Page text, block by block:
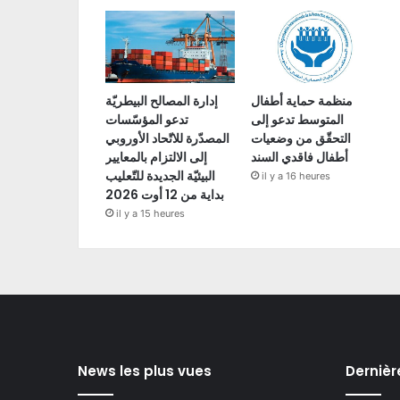
إدارة المصالح البيطريّة
تدعو المؤسّسات
المصدّرة للاتّحاد الأوروبي
إلى الالتزام بالمعايير
البيئيّة الجديدة للتّعليب
بداية من 12 أوت 2026
il y a 15 heures
منظمة حماية أطفال
المتوسط تدعو إلى
التحقّق من وضعيات
أطفال فاقدي السند
il y a 16 heures
News les plus vues